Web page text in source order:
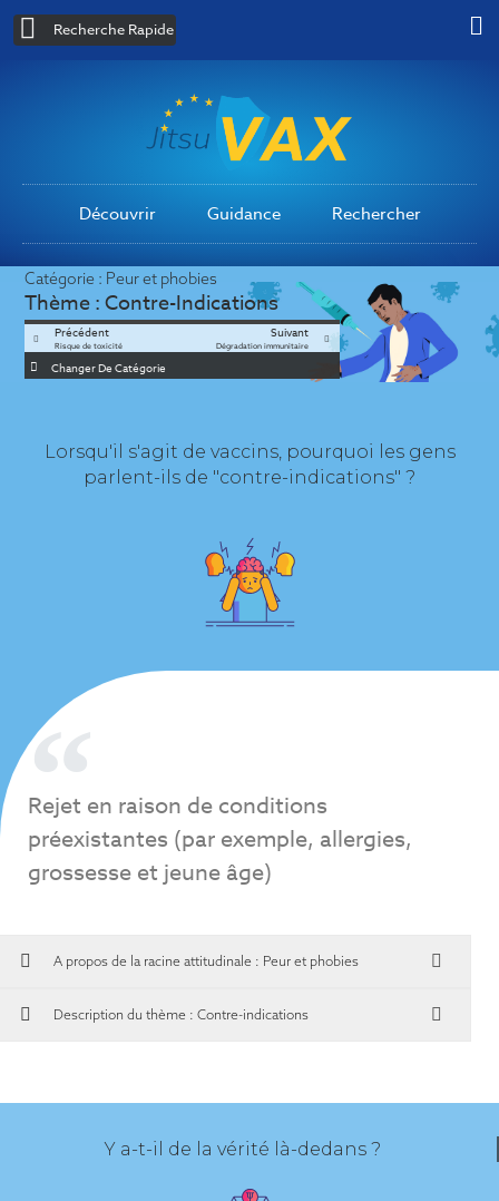
Recherche Rapide
Découvrir Guidance Rechercher
Catégorie : Peur et phobies
Thème :Contre-Indications
Précédent
Risque de toxicité
Suivant
Dégradation immunitaire
Changer De Catégorie
Lorsqu'il s'agit de vaccins, pourquoi les gens
parlent-ils de "contre-indications" ?
Rejet en raison de conditions
préexistantes (par exemple, allergies,
grossesse et jeune âge)
A propos de la racine attitudinale : Peur et phobies
Description du thème : Contre-indications
Y a-t-il de la vérité là-dedans ?